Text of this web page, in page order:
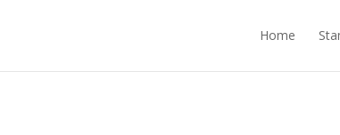
Home
nella responsabilità di terze parti. Proseguendo nella